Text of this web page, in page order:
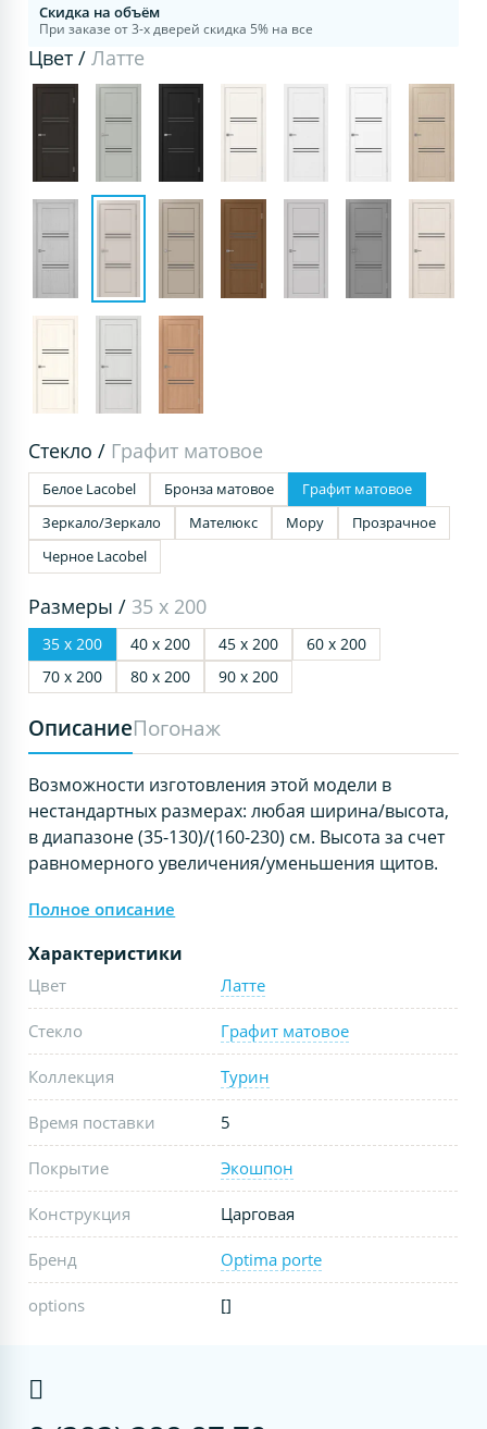
Скидка на объём
При заказе от 3-х дверей скидка 5% на все
Цвет /Латте
Стекло / Графит матовое
Белое Lacobel Бронза матовое
Графит матовое
Зеркало/Зеркало
Мателюкс Мору
Прозрачное
Черное Lacobel
Размеры / 35 х 200
35 х 200 40 х 200 45 х 200
60 х 200
70 х 200
80 х 200 90 х 200
ОписаниеПогонаж
Возможности изготовления этой модели в
нестандартных размерах: любая ширина/высота,
в диапазоне (35-130)/(160-230) см. Высота за счет
равномерного увеличения/уменьшения щитов.
Полное описание
Характеристики
Цвет Латте
Стекло Графит матовое
Коллекция Турин
Время поставки 5
Покрытие Экошпон
Конструкция Царговая
Бренд Optima porte
options []